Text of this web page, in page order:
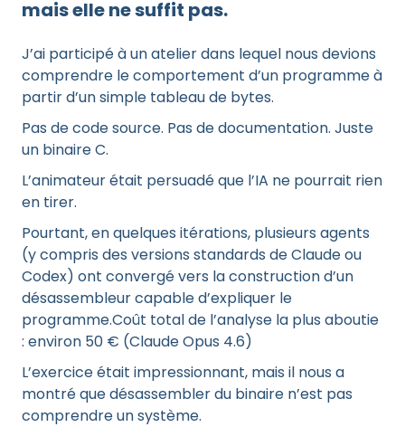
mais elle ne suffit pas.
J’ai participé à un atelier dans lequel nous devions
comprendre le comportement d’un programme à
partir d’un simple tableau de bytes.
Pas de code source. Pas de documentation. Juste
un binaire C.
L’animateur était persuadé que l’IA ne pourrait rien
en tirer.
Pourtant, en quelques itérations, plusieurs agents
(y compris des versions standards de Claude ou
Codex) ont convergé vers la construction d’un
désassembleur capable d’expliquer le
programme.Coût total de l’analyse la plus aboutie
: environ 50 € (Claude Opus 4.6)
L’exercice était impressionnant, mais il nous a
montré que désassembler du binaire n’est pas
comprendre un système.